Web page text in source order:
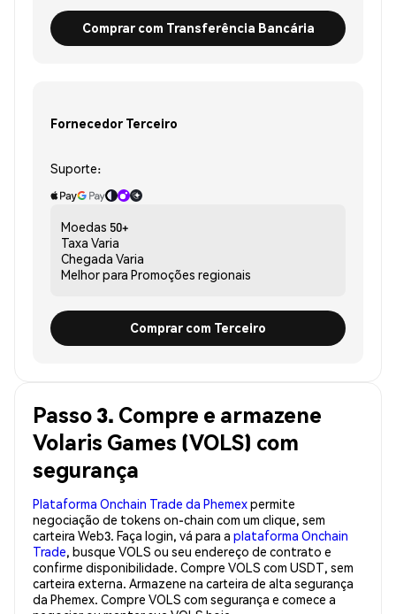
Comprar com Transferência Bancária
Fornecedor Terceiro
Suporte:
Moedas 50+
Taxa Varia
Chegada Varia
Melhor para Promoções regionais
Comprar com Terceiro
Passo 3. Compre e armazene
Volaris Games (VOLS) com
segurança
Plataforma Onchain Trade da Phemexpermite
negociação de tokens on-chain com um clique, sem
carteira Web3. Faça login, vá para a plataforma Onchain
Trade, busque VOLS ou seu endereço de contrato e
confirme disponibilidade. Compre VOLS com USDT, sem
carteira externa. Armazene na carteira de alta segurança
da Phemex. Compre VOLS com segurança e comece a